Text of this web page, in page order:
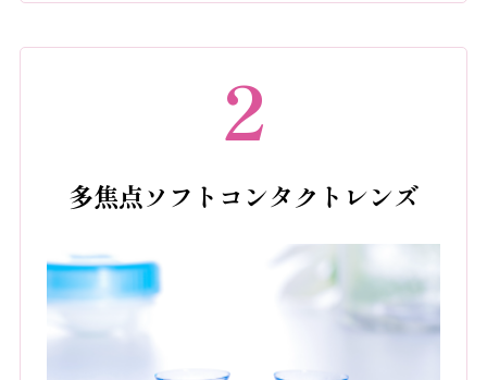
2
多焦点ソフトコンタクトレンズ